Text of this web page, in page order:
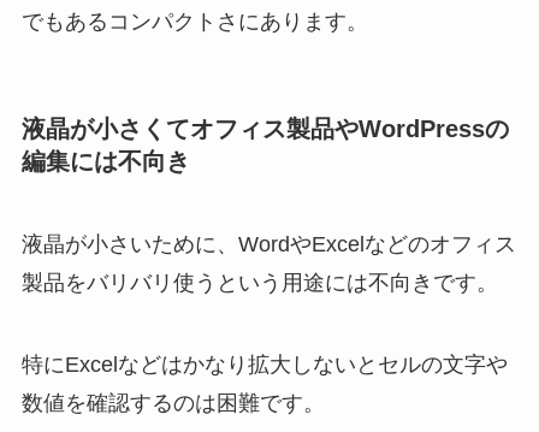
でもあるコンパクトさにあります。
液晶が小さくてオフィス製品やWordPressの
編集には不向き
液晶が小さいために、WordやExcelなどのオフィス
製品をバリバリ使うという用途には不向きです。
特にExcelなどはかなり拡大しないとセルの文字や
数値を確認するのは困難です。